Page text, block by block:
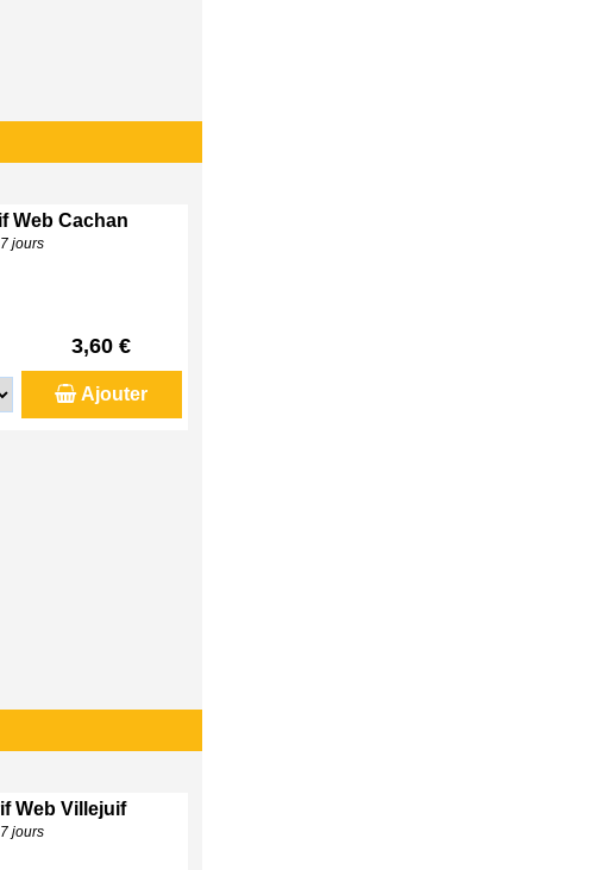
Web Cachan
jours
3,60 €
Ajouter
Web Villejuif
jours